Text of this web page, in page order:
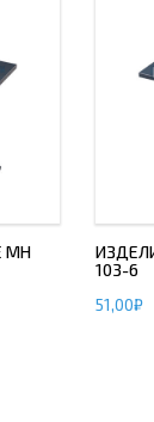
МН
103-6
51,00₽